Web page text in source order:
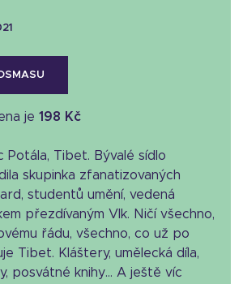
je 198 Kč
Potála, Tibet. Bývalé sídlo
skupinka zfanatizovaných
studentů umění, vedená
přezdívaným Vlk. Ničí všechno,
řádu, všechno, co už po
Tibet. Kláštery, umělecká díla,
posvátné knihy… A ještě víc